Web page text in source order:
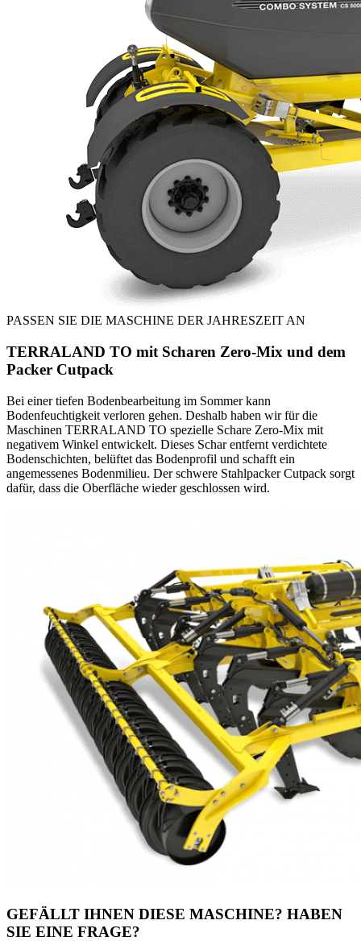
PASSEN SIE DIE MASCHINE DER JAHRESZEIT AN
TERRALAND TO mit Scharen Zero-Mix und dem
Packer Cutpack
Bei einer tiefen Bodenbearbeitung im Sommer kann
Bodenfeuchtigkeit verloren gehen. Deshalb haben wir für die
Maschinen TERRALAND TO spezielle Schare Zero-Mix mit
negativem Winkel entwickelt. Dieses Schar entfernt verdichtete
Bodenschichten, belüftet das Bodenprofil und schafft ein
angemessenes Bodenmilieu. Der schwere Stahlpacker Cutpack sorgt
dafür, dass die Oberfläche wieder geschlossen wird.
GEFÄLLT IHNEN DIESE MASCHINE? HABEN
SIE EINE FRAGE?